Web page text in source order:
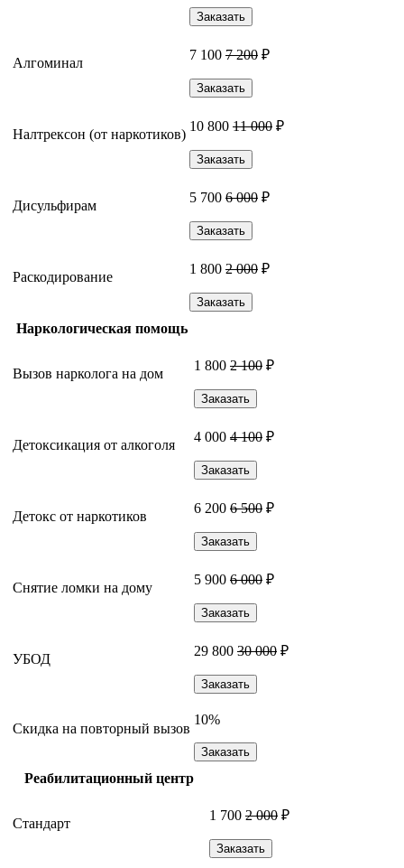
Заказать
Алгоминал
7 100 7 200 ₽
Заказать
Налтрексон (от наркотиков)
10 800 11 000 ₽
Заказать
Дисульфирам
5 700 6 000 ₽
Заказать
Раскодирование
1 800 2 000 ₽
Заказать
Наркологическая помощь
Вызов нарколога на дом
1 800 2 100 ₽
Заказать
Детоксикация от алкоголя
4 000 4 100 ₽
Заказать
Детокс от наркотиков
6 200 6 500 ₽
Заказать
Снятие ломки на дому
5 900 6 000 ₽
Заказать
УБОД
29 800 30 000 ₽
Заказать
Скидка на повторный вызов
10%
Заказать
Реабилитационный центр
Стандарт
1 700 2 000 ₽
Заказать